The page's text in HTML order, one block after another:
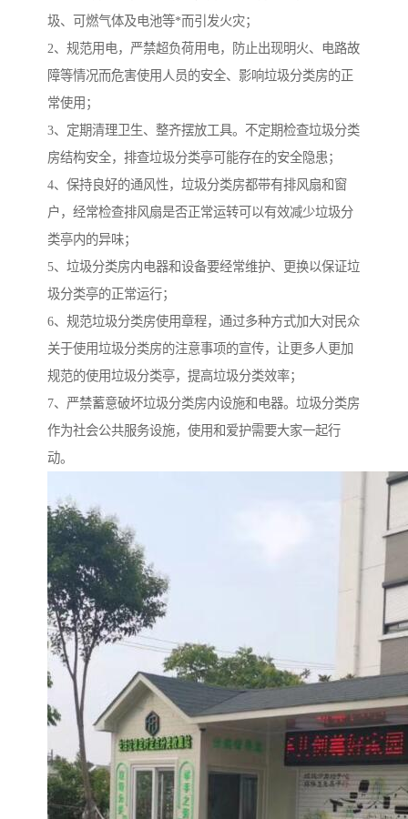
圾、可燃气体及电池等*而引发火灾；
2、规范用电，严禁超负荷用电，防止出现明火、电路故
障等情况而危害使用人员的安全、影响垃圾分类房的正
常使用；
3、定期清理卫生、整齐摆放工具。不定期检查垃圾分类
房结构安全，排查垃圾分类亭可能存在的安全隐患；
4、保持良好的通风性，垃圾分类房都带有排风扇和窗
户，经常检查排风扇是否正常运转可以有效减少垃圾分
类亭内的异味；
5、垃圾分类房内电器和设备要经常维护、更换以保证垃
圾分类亭的正常运行；
6、规范垃圾分类房使用章程，通过多种方式加大对民众
关于使用垃圾分类房的注意事项的宣传，让更多人更加
规范的使用垃圾分类亭，提高垃圾分类效率；
7、严禁蓄意破坏垃圾分类房内设施和电器。垃圾分类房
作为社会公共服务设施，使用和爱护需要大家一起行
动。